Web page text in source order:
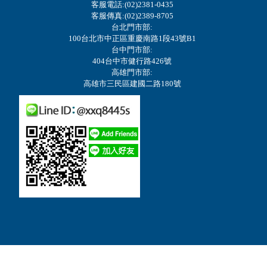
客服電話:(02)2381-0435
客服傳真:(02)2389-8705
台北門市部:
100台北市中正區重慶南路1段43號B1
台中門市部:
404台中市健行路426號
高雄門市部:
高雄市三民區建國二路180號